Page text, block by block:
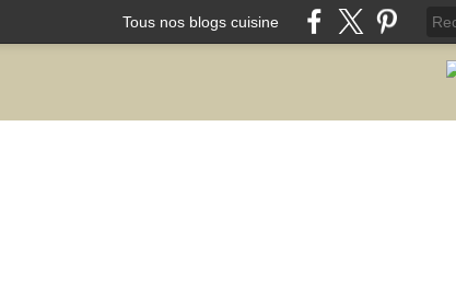
Tous nos blogs cuisine